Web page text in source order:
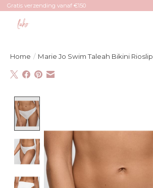
Gratis verzending vanaf €150
Home / Marie Jo Swim Taleah Bikini Rioslip